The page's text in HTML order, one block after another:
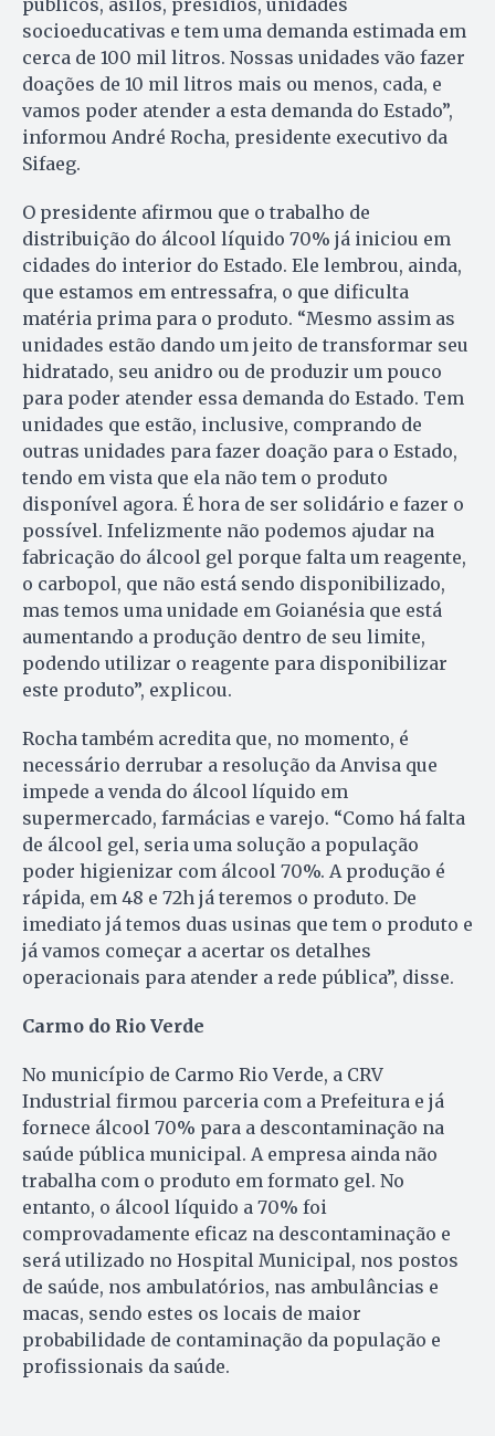
públicos, asilos, presídios, unidades
socioeducativas e tem uma demanda estimada em
cerca de 100 mil litros. Nossas unidades vão fazer
doações de 10 mil litros mais ou menos, cada, e
vamos poder atender a esta demanda do Estado”,
informou André Rocha, presidente executivo da
Sifaeg.
O presidente afirmou que o trabalho de
distribuição do álcool líquido 70% já iniciou em
cidades do interior do Estado. Ele lembrou, ainda,
que estamos em entressafra, o que dificulta
matéria prima para o produto. “Mesmo assim as
unidades estão dando um jeito de transformar seu
hidratado, seu anidro ou de produzir um pouco
para poder atender essa demanda do Estado. Tem
unidades que estão, inclusive, comprando de
outras unidades para fazer doação para o Estado,
tendo em vista que ela não tem o produto
disponível agora. É hora de ser solidário e fazer o
possível. Infelizmente não podemos ajudar na
fabricação do álcool gel porque falta um reagente,
o carbopol, que não está sendo disponibilizado,
mas temos uma unidade em Goianésia que está
aumentando a produção dentro de seu limite,
podendo utilizar o reagente para disponibilizar
este produto”, explicou.
Rocha também acredita que, no momento, é
necessário derrubar a resolução da Anvisa que
impede a venda do álcool líquido em
supermercado, farmácias e varejo. “Como há falta
de álcool gel, seria uma solução a população
poder higienizar com álcool 70%. A produção é
rápida, em 48 e 72h já teremos o produto. De
imediato já temos duas usinas que tem o produto e
já vamos começar a acertar os detalhes
operacionais para atender a rede pública”, disse.
Carmo do Rio Verde
No município de Carmo Rio Verde, a CRV
Industrial firmou parceria com a Prefeitura e já
fornece álcool 70% para a descontaminação na
saúde pública municipal. A empresa ainda não
trabalha com o produto em formato gel. No
entanto, o álcool líquido a 70% foi
comprovadamente eficaz na descontaminação e
será utilizado no Hospital Municipal, nos postos
de saúde, nos ambulatórios, nas ambulâncias e
macas, sendo estes os locais de maior
probabilidade de contaminação da população e
profissionais da saúde.